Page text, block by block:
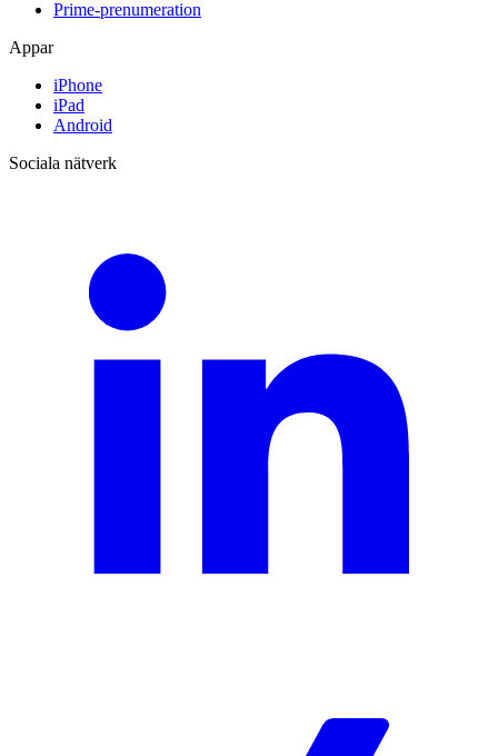
Prime-prenumeration
Appar
iPhone
iPad
Android
Sociala nätverk